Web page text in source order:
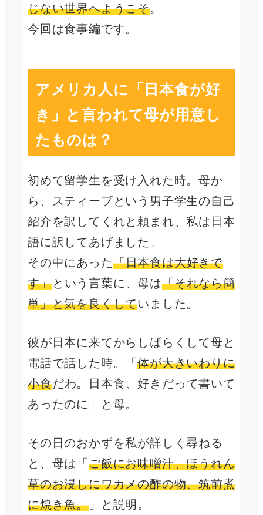
じない世界へようこそ。
今回は食事編です。
アメリカ人に「日本食が好
き」と言われて母が用意し
たものは？
初めて留学生を受け入れた時。母か
ら、スティーブという男子学生の自己
紹介を訳してくれと頼まれ、私は日本
語に訳してあげました。
その中にあった「日本食は大好きで
す」という言葉に、母は「それなら簡
単」と気を良くしていました。
彼が日本に来てからしばらくして母と
電話で話した時。「体が大きいわりに
小食だわ。日本食、好きだって書いて
あったのに」と母。
その日のおかずを私が詳しく尋ねる
と、母は「ご飯にお味噌汁、ほうれん
草のお浸しにワカメの酢の物、筑前煮
に焼き魚。 」と説明。